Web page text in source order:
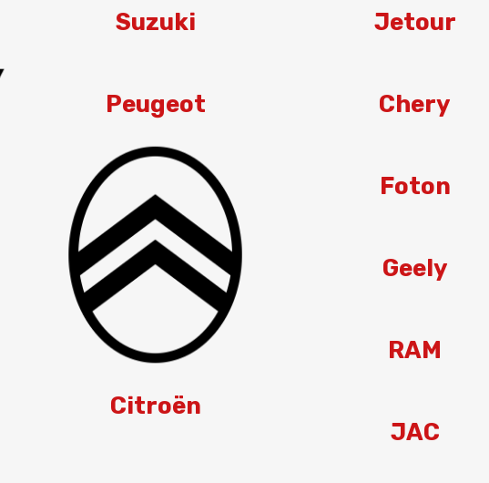
Suzuki
Peugeot
Citroën
Jetour
Chery
Foton
Geely
RAM
JAC